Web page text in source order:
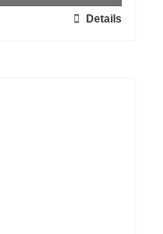
Details